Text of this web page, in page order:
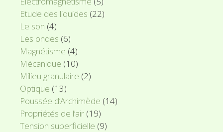
Etude des liquides (22)
Le son (4)
Les ondes (6)
Magnétisme (4)
Mécanique (10)
Milieu granulaire (2)
Optique (13)
Poussée d’Archimède (14)
Propriétés de l’air (19)
Tension superficielle (9)